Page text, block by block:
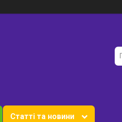
Статті та новини